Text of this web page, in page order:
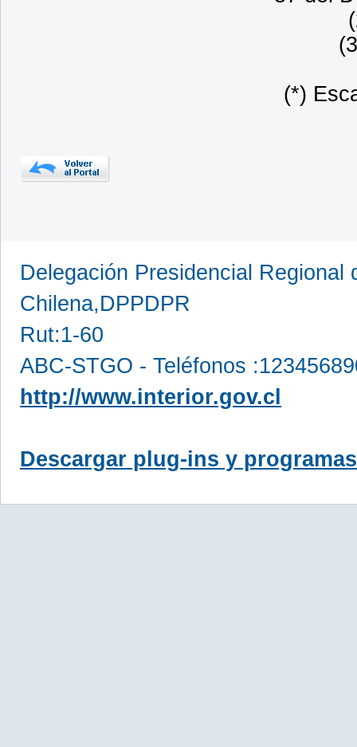
(*)
Delegación Presidencial Regional
Chilena,DPPDPR
Rut:1-60
ABC-STGO - Teléfonos
http://www.interior.gov.cl
Descargar plug-ins y